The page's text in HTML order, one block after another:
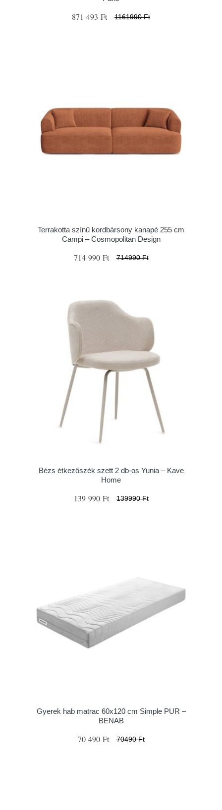
871 493 Ft 1161990 Ft
Terrakotta színű kordbársony kanapé 255 cm
Campi – Cosmopolitan Design
714 990 Ft 714990 Ft
Bézs étkezőszék szett 2 db-os Yunia – Kave
Home
139 990 Ft 139990 Ft
Gyerek hab matrac 60x120 cm Simple PUR –
BENAB
70 490 Ft 70490 Ft